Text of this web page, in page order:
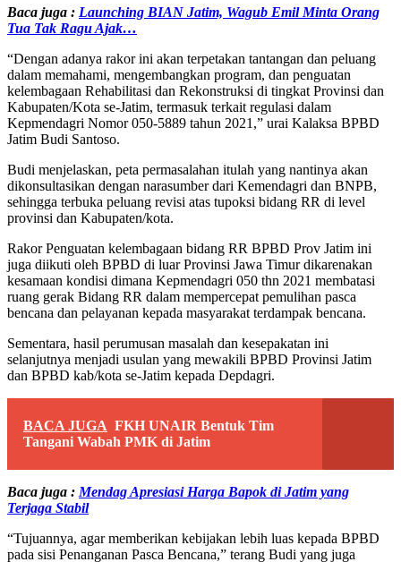
Baca juga : Launching BIAN Jatim, Wagub Emil Minta Orang
Tua Tak Ragu Ajak…
“Dengan adanya rakor ini akan terpetakan tantangan dan peluang
dalam memahami, mengembangkan program, dan penguatan
kelembagaan Rehabilitasi dan Rekonstruksi di tingkat Provinsi dan
Kabupaten/Kota se-Jatim, termasuk terkait regulasi dalam
Kepmendagri Nomor 050-5889 tahun 2021,” urai Kalaksa BPBD
Jatim Budi Santoso.
Budi menjelaskan, peta permasalahan itulah yang nantinya akan
dikonsultasikan dengan narasumber dari Kemendagri dan BNPB,
sehingga terbuka peluang revisi atas tupoksi bidang RR di level
provinsi dan Kabupaten/kota.
Rakor Penguatan kelembagaan bidang RR BPBD Prov Jatim ini
juga diikuti oleh BPBD di luar Provinsi Jawa Timur dikarenakan
kesamaan kondisi dimana Kepmendagri 050 thn 2021 membatasi
ruang gerak Bidang RR dalam mempercepat pemulihan pasca
bencana dan pelayanan kepada masyarakat terdampak bencana.
Sementara, hasil perumusan masalah dan kesepakatan ini
selanjutnya menjadi usulan yang mewakili BPBD Provinsi Jatim
dan BPBD kab/kota se-Jatim kepada Depdagri.
BACA JUGA FKH UNAIR Bentuk Tim
Tangani Wabah PMK di Jatim
Baca juga : Mendag Apresiasi Harga Bapok di Jatim yang
Terjaga Stabil
“Tujuannya, agar memberikan kebijakan lebih luas kepada BPBD
pada sisi Penanganan Pasca Bencana,” terang Budi yang juga